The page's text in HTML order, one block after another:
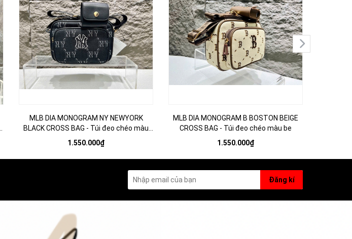
MLB DIA MONOGRAM NY NEWYORK
BLACK CROSS BAG - Túi đeo chéo màu
đen
1.550.000₫
MLB DIA MONOGRAM B BOSTON BEIGE
CROSS BAG - Túi đeo chéo màu be
1.550.000₫
Đăng kí